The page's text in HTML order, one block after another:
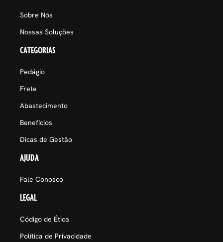
Sobre Nós
Nossas Soluções
CATEGORIAS
Pedágio
Frete
Abastecimento
Benefícios
Dicas de Gestão
AJUDA
Fale Conosco
LEGAL
Código de Ética
Política de Privacidade